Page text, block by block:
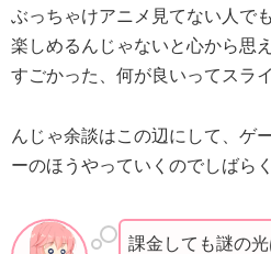
ぶっちゃけアニメ見てない人で
楽しめるんじゃないと心から思
すごかった、何が良いってスラ
んじゃ余談はこの辺にして、ゲ
ーのほうやっていくのでしばら
課金しても謎の